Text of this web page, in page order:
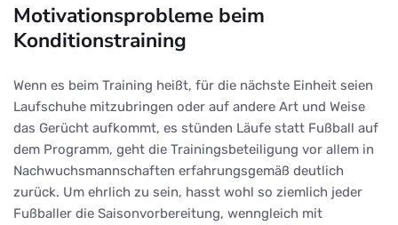
Motivationsprobleme beim
Konditionstraining
Wenn es beim Training heißt, für die nächste Einheit seien
Laufschuhe mitzubringen oder auf andere Art und Weise
das Gerücht aufkommt, es stünden Läufe statt Fußball auf
dem Programm, geht die Trainingsbeteiligung vor allem in
Nachwuchsmannschaften erfahrungsgemäß deutlich
zurück. Um ehrlich zu sein, hasst wohl so ziemlich jeder
Fußballer die Saisonvorbereitung, wenngleich mit